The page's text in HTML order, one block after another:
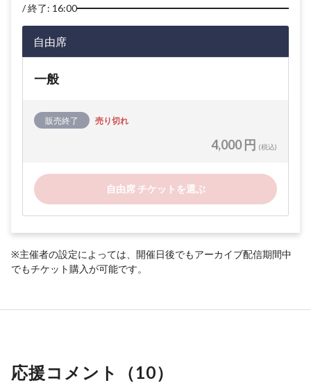
終了: 16:00
自由席
一般
販売終了 売り切れ
4,000 円 (税込)
自由席 チケットを選ぶ
※主催者の設定によっては、開催日後でもアーカイブ配信期間中
でもチケット購入が可能です。
応援コメント（10）